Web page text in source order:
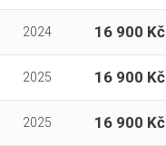
2024 16 900 Kč
2025 16 900 Kč
2025 16 900 Kč